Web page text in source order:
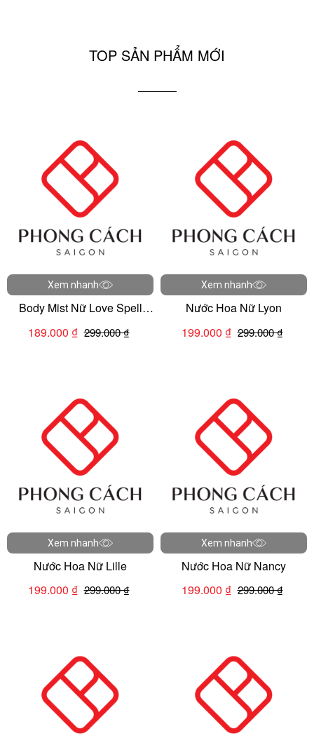
TOP SẢN PHẨM MỚI
Xem nhanh
Body Mist Nữ Love Spell
Heat
189.000 ₫ 299.000 ₫
Xem nhanh
Nước Hoa Nữ Lyon
199.000 ₫ 299.000 ₫
Xem nhanh
Nước Hoa Nữ Lille
199.000 ₫ 299.000 ₫
Xem nhanh
Nước Hoa Nữ Nancy
199.000 ₫ 299.000 ₫